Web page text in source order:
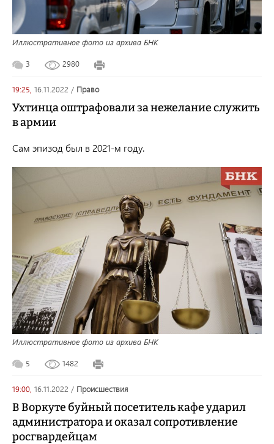
Иллюстративное фото из архива БНК
3 2980
19:25, 16.11.2022 / право
Ухтинца оштрафовали за нежелание служить
в армии
Сам эпизод был в 2021-м году.
Иллюстративное фото из архива БНК
5 1482
19:00, 16.11.2022 / происшествия
В Воркуте буйный посетитель кафе ударил
администратора и оказал сопротивление
росгвардейцам